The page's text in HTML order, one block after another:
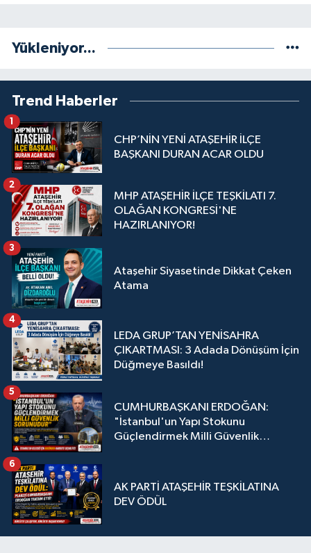
Yükleniyor...
Trend Haberler
CHP’NİN YENİ ATAŞEHİR İLÇE
BAŞKANI DURAN ACAR OLDU
1
MHP ATAŞEHİR İLÇE TEŞKİLATI 7.
OLAĞAN KONGRESİ'NE
HAZIRLANIYOR!
2
Ataşehir Siyasetinde Dikkat Çeken
Atama
3
LEDA GRUP’TAN YENİSAHRA
ÇIKARTMASI: 3 Adada Dönüşüm İçin
Düğmeye Basıldı!
4
CUMHURBAŞKANI ERDOĞAN:
"İstanbul'un Yapı Stokunu
Güçlendirmek Milli Güvenlik
5
AK PARTİ ATAŞEHİR TEŞKİLATINA
DEV ÖDÜL
6